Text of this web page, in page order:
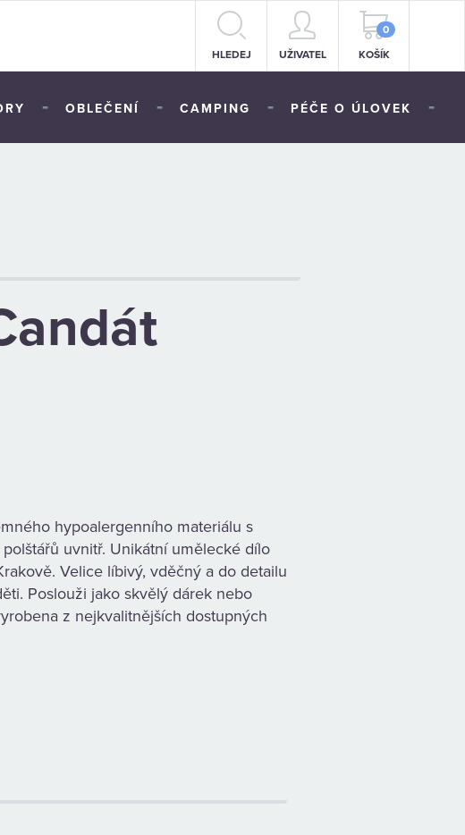
HLEDEJ UŽIVATEL
0
KOŠÍK
- OBLEČENÍ - CAMPING - PÉČE O ÚLOVEK -
hypoalergenního materiálu s
uvnitř. Unikátní umělecké dílo
Velice líbivý, vděčný a do detailu
Poslouži jako skvělý dárek nebo
z nejkvalitnějších dostupných